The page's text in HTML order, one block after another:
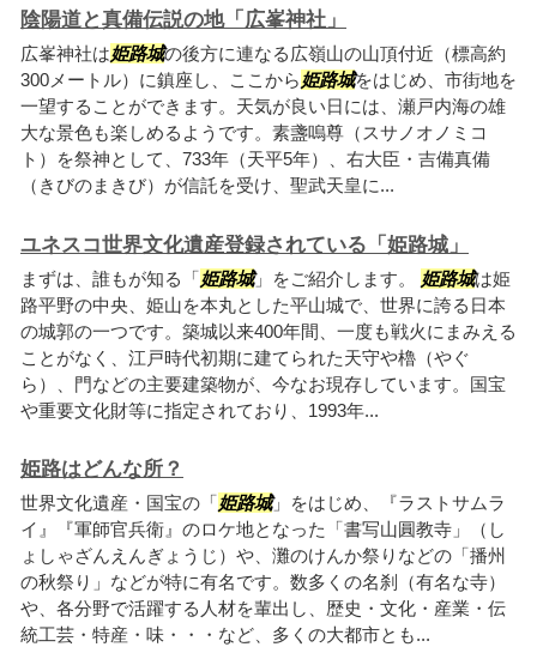
陰陽道と真備伝説の地「広峯神社」
広峯神社は姫路城の後方に連なる広嶺山の山頂付近（標高約
300メートル）に鎮座し、ここから姫路城をはじめ、市街地を
一望することができます。天気が良い日には、瀬戸内海の雄
大な景色も楽しめるようです。素盞嗚尊（スサノオノミコ
ト）を祭神として、733年（天平5年）、右大臣・吉備真備
（きびのまきび）が信託を受け、聖武天皇に...
ユネスコ世界文化遺産登録されている「姫路城」
まずは、誰もが知る「姫路城」をご紹介します。 姫路城は姫
路平野の中央、姫山を本丸とした平山城で、世界に誇る日本
の城郭の一つです。築城以来400年間、一度も戦火にまみえる
ことがなく、江戸時代初期に建てられた天守や櫓（やぐ
ら）、門などの主要建築物が、今なお現存しています。国宝
や重要文化財等に指定されており、1993年...
姫路はどんな所？
世界文化遺産・国宝の「 姫路城」をはじめ、『ラストサムラ
イ』『軍師官兵衛』のロケ地となった「書写山圓教寺」（し
ょしゃざんえんぎょうじ）や、灘のけんか祭りなどの「播州
の秋祭り」などが特に有名です。数多くの名刹（有名な寺）
や、各分野で活躍する人材を輩出し、歴史・文化・産業・伝
統工芸・特産・味・・・など、多くの大都市とも...